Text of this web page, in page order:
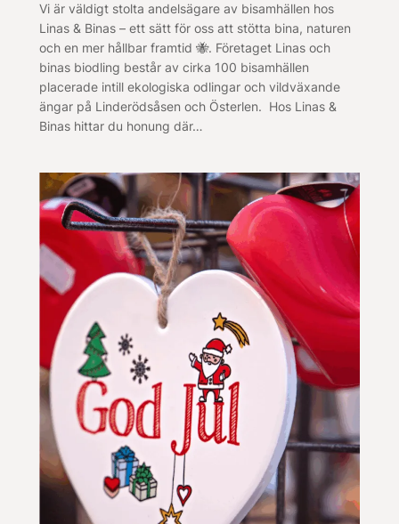
Vi är väldigt stolta andelsägare av bisamhällen hos
Linas & Binas – ett sätt för oss att stötta bina, naturen
och en mer hållbar framtid 🐝. Företaget Linas och
binas biodling består av cirka 100 bisamhällen
placerade intill ekologiska odlingar och vildväxande
ängar på Linderödsåsen och Österlen. Hos Linas &
Binas hittar du honung där…